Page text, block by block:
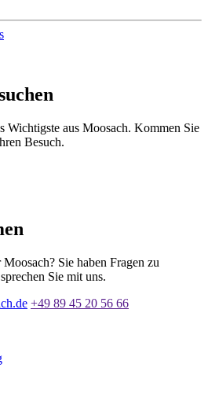
Wichtigste aus Moosach. Kommen Sie
Besuch.
Sie haben Fragen zu
Sie mit uns.
+49 89 45 20 56 66